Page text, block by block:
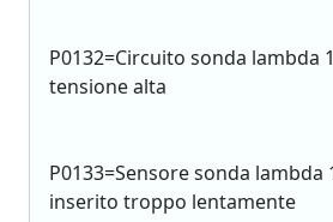
P0132=Circuito sonda lambda
tensione alta
P0133=Sensore sonda lambda
inserito troppo lentamente